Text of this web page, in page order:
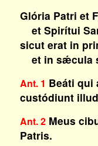
Glória Patri et
et Spirítui
sicut erat in
et in sǽcula
Ant. 1 Beáti qui
custódiunt
Ant. 2Meus
Patris.